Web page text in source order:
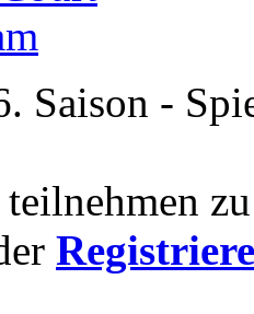
Saison -